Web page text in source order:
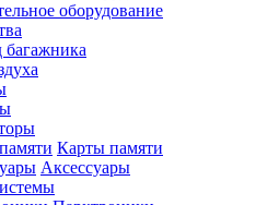
оборудование
багажника
Карты памяти
Аксессуары